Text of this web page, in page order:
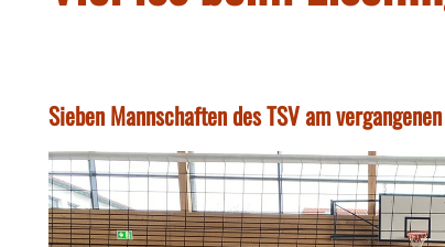
Sieben Mannschaften des TSV am